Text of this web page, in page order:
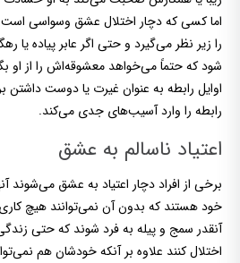
اما کسی که دچار اختلال عشق وسواسی است
را زیر نظر می‌گیرد و حتی اگر عابر پیاده
شود که حتماً می‌خواهد معشوقه‌اش را از او
اوایل رابطه به عنوان غیرت یا دوست داشتن
رابطه را وارد آسیب‌های جدی می‌کند.
اعتیاد ناسالم به عشق
برخی از افراد دچار اعتیاد به عشق می‌شوند
خود هستند که بدون آن نمی‌توانند هیچ
آنقدر سمج و پیله به فرد شوند که حتی
اختلال کنند علاوه بر آنکه خودشان هم